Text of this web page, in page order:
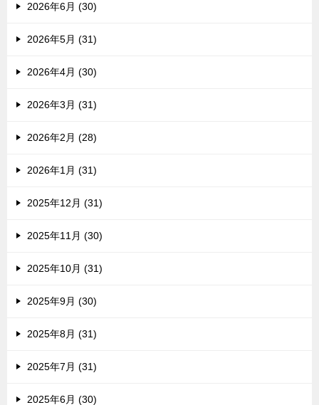
2026年6月 (30)
2026年5月 (31)
2026年4月 (30)
2026年3月 (31)
2026年2月 (28)
2026年1月 (31)
2025年12月 (31)
2025年11月 (30)
2025年10月 (31)
2025年9月 (30)
2025年8月 (31)
2025年7月 (31)
2025年6月 (30)